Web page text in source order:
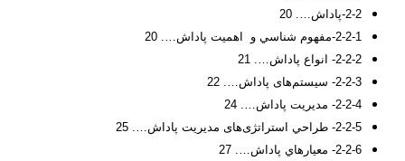
2-2-پاداش…. 20
2-2-1-مفهوم شناسي و اهميت پاداش…. 20
2-2-2- انواع پاداش…. 21
2-2-3- سیستم‌های پاداش…. 22
2-2-4- مديريت پاداش…. 24
2-2-5- طراحي استراتژی‌های مديريت پاداش…. 25
2-2-6- معيارهاي پاداش…. 27